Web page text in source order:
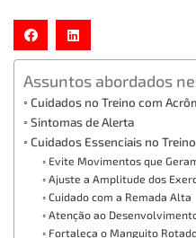
Assuntos abordados
Cuidados no Treino com
Sintomas de Alerta
Cuidados Essenciais no Treino
Evite Movimentos que
Ajuste a Amplitude dos
Cuidado com a Remada Alta
Atenção ao
Fortaleça o Manguito